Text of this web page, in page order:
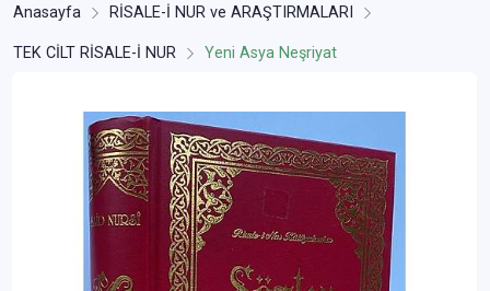
Anasayfa RİSALE-İ NUR ve ARAŞTIRMALARI
TEK CİLT RİSALE-İ NUR Yeni Asya Neşriyat